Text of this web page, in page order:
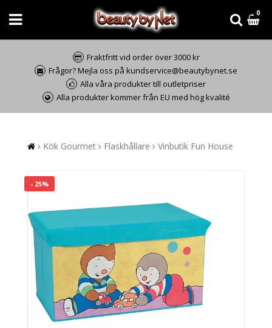
0
Fraktfritt vid order över 3000 kr
Frågor? Mejla oss på kundservice@beautybynet.se
Alla våra produkter till outletpriser
Alla produkter kommer från EU med hög kvalité
Kök Gourmet Flaskhållare Vinbutik Fun House
- 25%